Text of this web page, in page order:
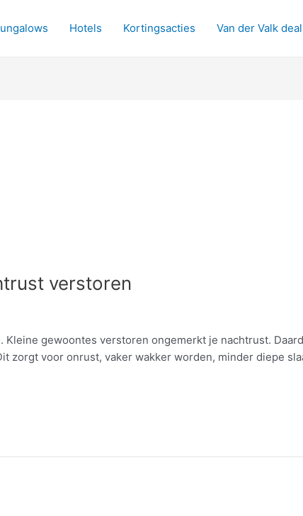
Hotels Kortingsacties Van der Valk
verstoren
gewoontes verstoren ongemerkt je nachtrust.
voor onrust, vaker wakker worden, minder diepe